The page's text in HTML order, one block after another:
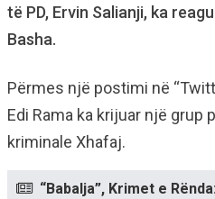
të PD, Ervin Salianji, ka
Basha.
Përmes një postimi në
Edi Rama ka krijuar një
kriminale Xhafaj.
“Babalja”, Krimet e